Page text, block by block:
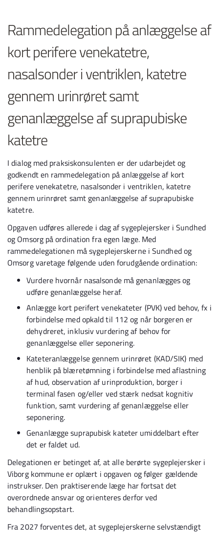
Rammedelegation på anlæggelse af
kort perifere venekatetre,
nasalsonder i ventriklen, katetre
gennem urinrøret samt
genanlæggelse af suprapubiske
katetre
I dialog med praksiskonsulenten er der udarbejdet og
godkendt en rammedelegation på anlæggelse af kort
perifere venekatetre, nasalsonder i ventriklen, katetre
gennem urinrøret samt genanlæggelse af suprapubiske
katetre.
Opgaven udføres allerede i dag af sygeplejersker i Sundhed
og Omsorg på ordination fra egen læge. Med
rammedelegationen må sygeplejerskerne i Sundhed og
Omsorg varetage følgende uden forudgående ordination:
Vurdere hvornår nasalsonde må genanlægges og
udføre genanlæggelse heraf.
Anlægge kort perifert venekateter (PVK) ved behov, fx i
forbindelse med opkald til 112 og når borgeren er
dehydreret, inklusiv vurdering af behov for
genanlæggelse eller seponering.
Kateteranlæggelse gennem urinrøret (KAD/SIK) med
henblik på blæretømning i forbindelse med aflastning
af hud, observation af urinproduktion, borger i
terminal fasen og/eller ved stærk nedsat kognitiv
funktion, samt vurdering af genanlæggelse eller
seponering.
Genanlægge suprapubisk kateter umiddelbart efter
det er faldet ud.
Delegationen er betinget af, at alle berørte sygeplejersker i
Viborg kommune er oplært i opgaven og følger gældende
instrukser. Den praktiserende læge har fortsat det
overordnede ansvar og orienteres derfor ved
behandlingsopstart.
Fra 2027 forventes det, at sygeplejerskerne selvstændigt